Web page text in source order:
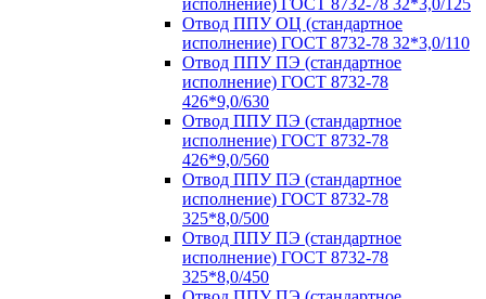
исполнение) ГОСТ 8732-78 32*3,0/125
Отвод ППУ ОЦ (стандартное
исполнение) ГОСТ 8732-78 32*3,0/110
Отвод ППУ ПЭ (стандартное
исполнение) ГОСТ 8732-78
426*9,0/630
Отвод ППУ ПЭ (стандартное
исполнение) ГОСТ 8732-78
426*9,0/560
Отвод ППУ ПЭ (стандартное
исполнение) ГОСТ 8732-78
325*8,0/500
Отвод ППУ ПЭ (стандартное
исполнение) ГОСТ 8732-78
325*8,0/450